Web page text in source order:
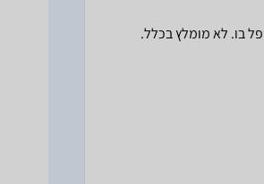
בו. לא מומלץ בכלל.